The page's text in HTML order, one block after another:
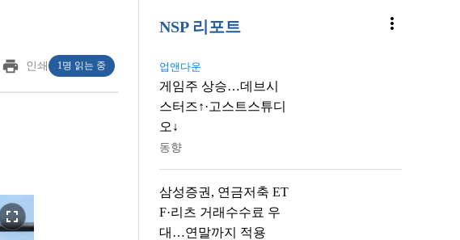
print 인쇄 1명 읽는 중
fullscreen
NSP 리포트 more_vert
업앤다운
게임주 상승…데브시
스터즈↑·고스트스튜디
오↓
동향
삼성증권, 연금저축 ET
F·리츠 거래수수료 우
대…연말까지 적용